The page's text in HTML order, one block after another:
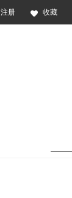
注册 收藏